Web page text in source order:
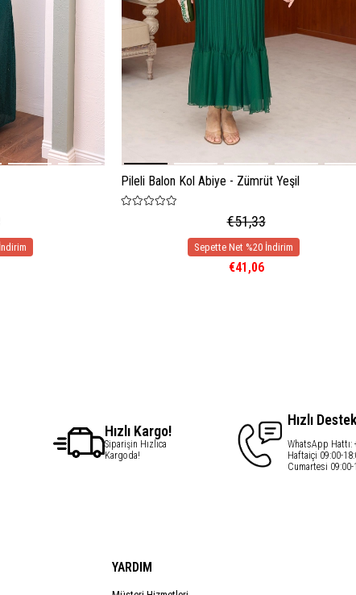
Pileli Balon Kol Abiye - Zümrüt Yeşil
€51,33
€41,06
Hızlı Kargo!
Siparişin Hızlıca
Kargoda!
Hızlı
WhatsApp Hattı:
Haftaiçi 09:00-
Cumartesi 09:00-
YARDIM